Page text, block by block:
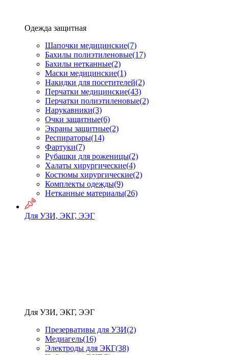
Одежда защитная
Шапочки медицинские(7)
Бахилы полиэтиленовые(17)
Бахилы нетканные(2)
Маски медицинские(1)
Накидки для посетителей(2)
Перчатки медицинские(43)
Перчатки полиэтиленовые(2)
Нарукавники(3)
Очки защитные(6)
Экраны защитные(2)
Рeспираторы(14)
Фартуки(7)
Рубашки для роженицы(2)
Халаты хирургические(4)
Костюмы хирургические(2)
Комплекты одежды(9)
Нетканные материалы(26)
Для УЗИ, ЭКГ, ЭЭГ
Для УЗИ, ЭКГ, ЭЭГ
Презервативы для УЗИ(2)
Медиагель(16)
Электроды для ЭКГ(38)